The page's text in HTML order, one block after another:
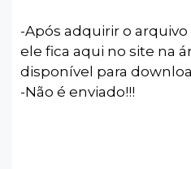
-Após adquirir o
ele fica aqui no site na
disponível para
-Não é enviado!!!